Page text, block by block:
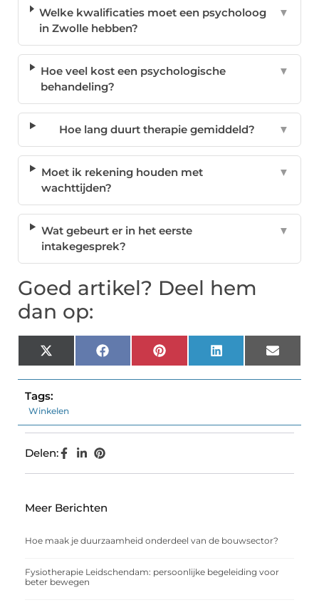
Welke kwalificaties moet een psycholoog
in Zwolle hebben?
▼
Hoe veel kost een psychologische
behandeling?
▼
Hoe lang duurt therapie gemiddeld? ▼
Moet ik rekening houden met
wachttijden?
▼
Wat gebeurt er in het eerste
intakegesprek?
▼
Goed artikel? Deel hem
dan op:
X
(Twitter)
FacebookPinterest LinkedIn Email
Tags:
Winkelen
Delen:
Meer Berichten
Hoe maak je duurzaamheid onderdeel van de bouwsector?
Fysiotherapie Leidschendam: persoonlijke begeleiding voor
beter bewegen